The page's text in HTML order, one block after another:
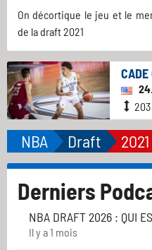
On décortique le jeu et le
de la draft 2021
CADE
NBA Draft 2021
Derniers
NBA DRAFT 2026 : QUI
Il y a 1 mois